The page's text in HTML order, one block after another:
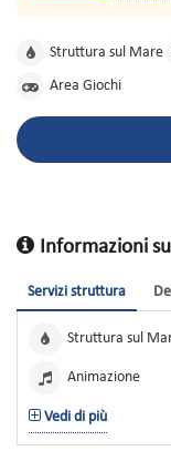
Struttura sul Mare
Area Giochi
Informazioni
Servizi struttura
Struttura sul
Animazione
Vedi di più